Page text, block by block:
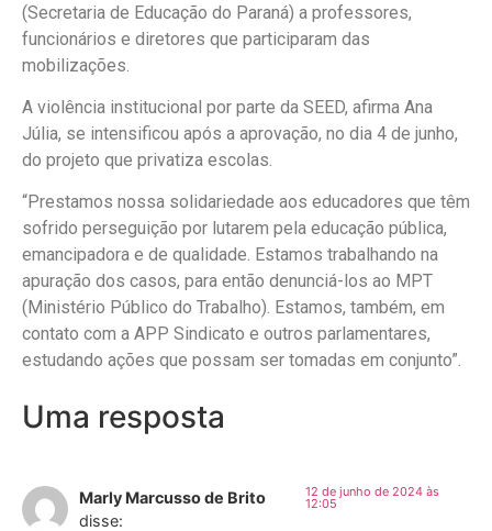
(Secretaria de Educação do Paraná) a professores,
funcionários e diretores que participaram das
mobilizações.
A violência institucional por parte da SEED, afirma Ana
Júlia, se intensificou após a aprovação, no dia 4 de junho,
do projeto que privatiza escolas.
“Prestamos nossa solidariedade aos educadores que têm
sofrido perseguição por lutarem pela educação pública,
emancipadora e de qualidade. Estamos trabalhando na
apuração dos casos, para então denunciá-los ao MPT
(Ministério Público do Trabalho). Estamos, também, em
contato com a APP Sindicato e outros parlamentares,
estudando ações que possam ser tomadas em conjunto”.
Uma resposta
Marly Marcusso de Brito
disse:
12 de junho de 2024 às
12:05